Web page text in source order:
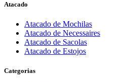
Atacado
Atacado de Mochilas
Atacado de Necessaires
Atacado de Sacolas
Atacado de Estojos
Categorias